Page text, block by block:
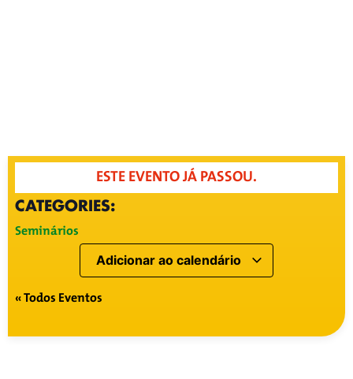
ESTE EVENTO JÁ PASSOU.
CATEGORIES:
Seminários
Adicionar ao calendário
« Todos Eventos